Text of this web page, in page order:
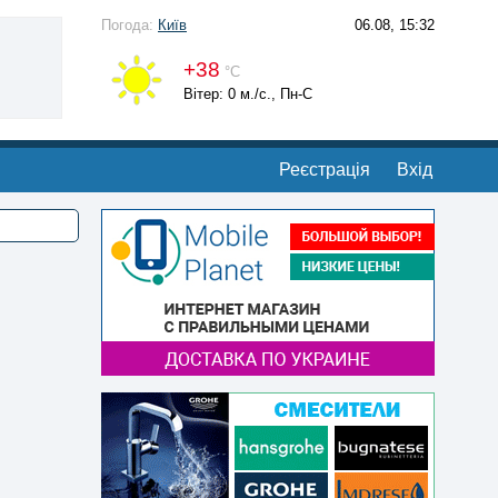
Погода: Київ 06.08, 15:32
+38 °С
Вітер: 0 м./с., Пн-С
Реєстрація Вхід